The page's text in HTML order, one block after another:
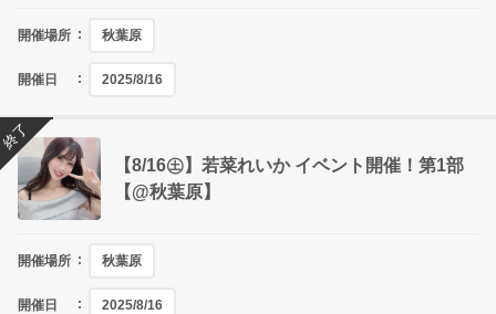
開催場所 秋葉原
開催日 2025/8/16
【8/16㊏】若菜れいか イベント開催！第1部
【@秋葉原】
開催場所 秋葉原
開催日 2025/8/16
終了